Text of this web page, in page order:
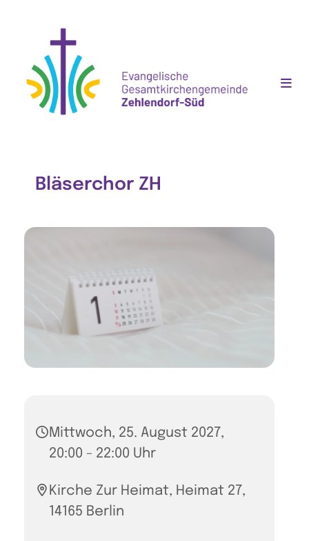
Bläserchor ZH
Mittwoch, 25. August 2027,
20:00 - 22:00 Uhr
Kirche Zur Heimat, Heimat 27,
14165 Berlin